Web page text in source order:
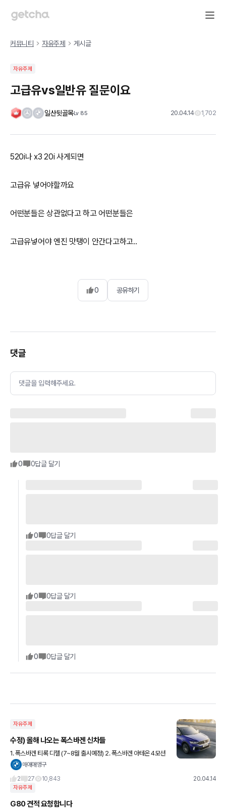
커뮤니티 자유주제 게시글
자유주제
고급유vs일반유 질문이요
일산뒷골목Lv 85 20.04.14 1,702
520i나 x3 20i 사게되면
고급유 넣어야할까요
어떤분들은 상관없다고 하고 어떤분들은
고급유넣어야 엔진 맛탱이 안간다고하고..
0 공유하기
댓글
댓글을 입력해주세요.
0 0답글 달기
0 0답글 달기
0 0답글 달기
0 0답글 달기
자유주제
수정) 올해 나오는 폭스바겐 신차들
1. 폭스바겐 티록 디젤 (7~8월 출시예정) 2. 폭스바겐 아테온 4모션
(5월 출시예정) (엔진 스펙은 기존과 동일합니다.) 3. 폭스바겐 테라
매애애앵구
2
27 10,843 20.04.14
자유주제
G80 견적 요청합니다